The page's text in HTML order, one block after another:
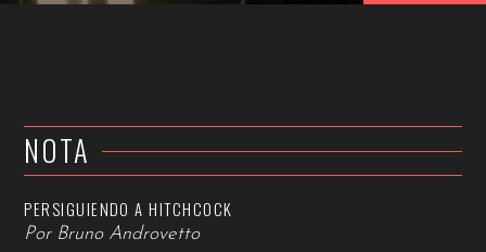
NOTA
PERSIGUIENDO A HITCHCOCK
Por Bruno Androvetto